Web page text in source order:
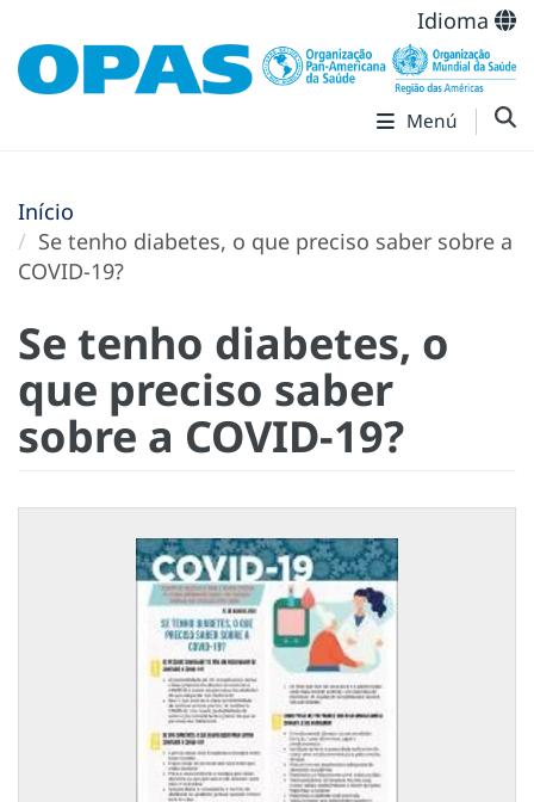
Idioma
Menú
Início
Se tenho diabetes, o que preciso saber sobre a
COVID-19?
Se tenho diabetes, o
que preciso saber
sobre a COVID-19?